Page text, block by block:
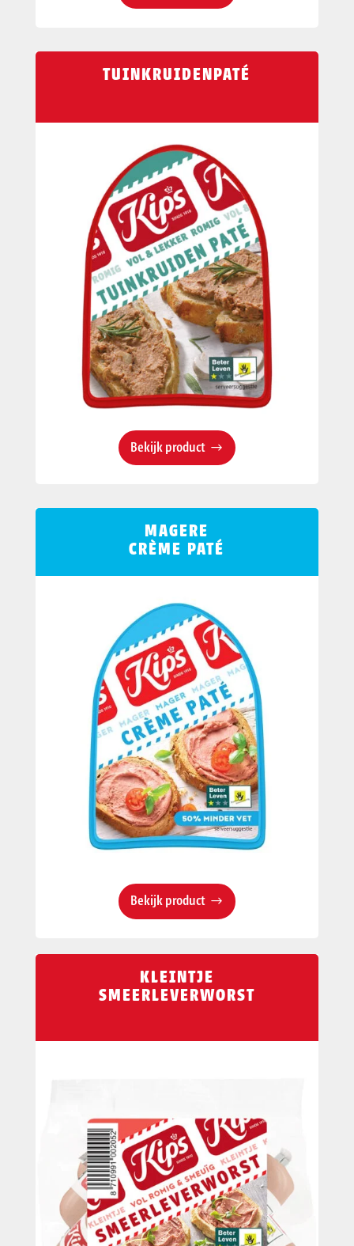
TUINKRUIDENPATÉ
Bekijk product
MAGERE
CRÈME PATÉ
Bekijk product
KLEINTJE
SMEERLEVERWORST